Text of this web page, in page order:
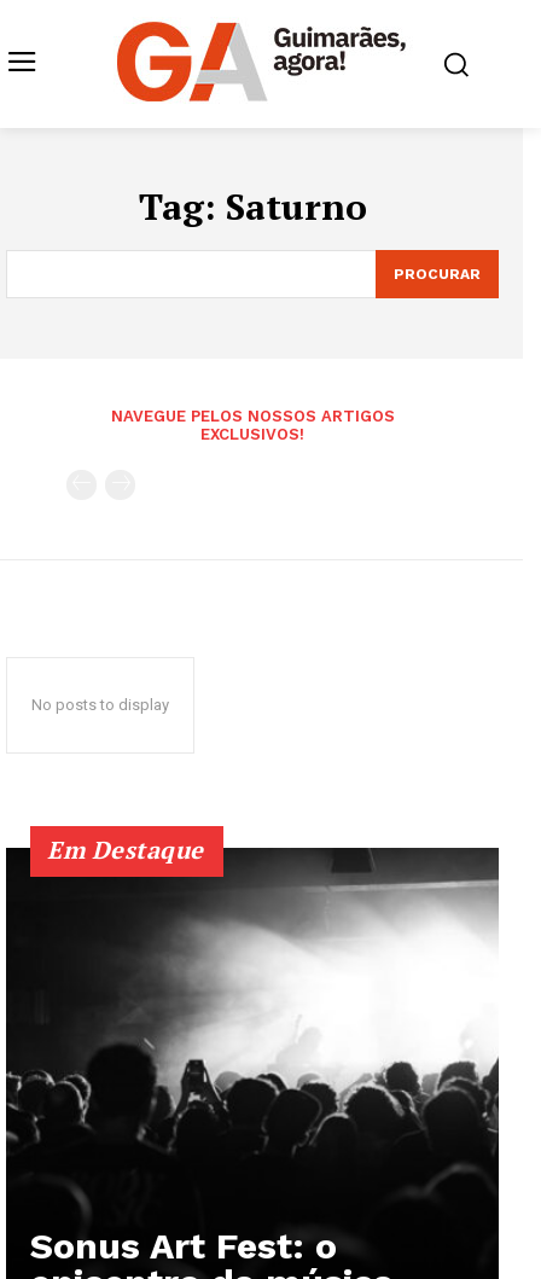
Tag: Saturno
PROCURAR
NAVEGUE PELOS NOSSOS ARTIGOS
EXCLUSIVOS!
No posts to display
Em Destaque
Sonus Art Fest: o